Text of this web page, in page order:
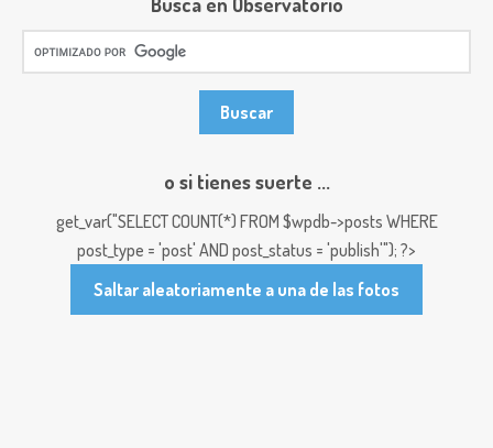
o si tienes suerte ...
get_var("SELECT COUNT(*) FROM $wpdb->posts WHERE
post_type = 'post' AND post_status = 'publish'"); ?>
Saltar aleatoriamente a una de las fotos